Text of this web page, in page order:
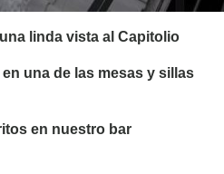
linda vista al Capitolio
una de las mesas y sillas
en nuestro bar